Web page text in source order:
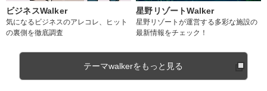
ビジネスWalker
気になるビジネスのアレコレ、ヒット
の裏側を徹底調査
星野リゾートWalker
星野リゾートが運営する多彩な施設の
最新情報をチェック！
テーマwalkerをもっと見る